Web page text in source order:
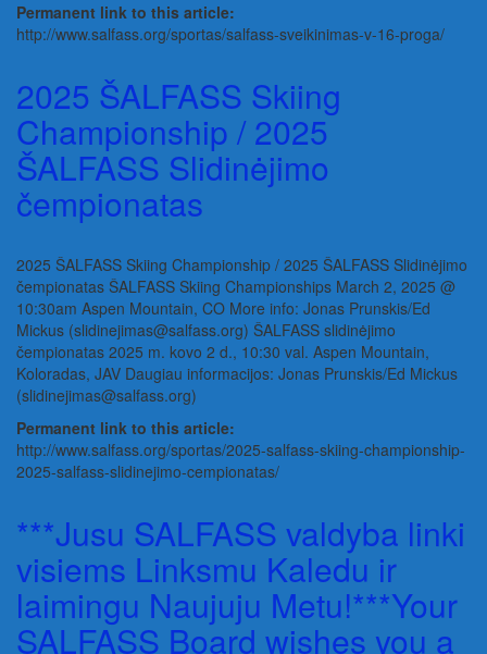
Permanent link to this article:
http://www.salfass.org/sportas/salfass-sveikinimas-v-16-proga/
2025 ŠALFASS Skiing
Championship / 2025
ŠALFASS Slidinėjimo
čempionatas
2025 ŠALFASS Skiing Championship / 2025 ŠALFASS Slidinėjimo
čempionatas ŠALFASS Skiing Championships March 2, 2025 @
10:30am Aspen Mountain, CO More info: Jonas Prunskis/Ed
Mickus (slidinejimas@salfass.org) ŠALFASS slidinėjimo
čempionatas 2025 m. kovo 2 d., 10:30 val. Aspen Mountain,
Koloradas, JAV Daugiau informacijos: Jonas Prunskis/Ed Mickus
(slidinejimas@salfass.org)
Permanent link to this article:
http://www.salfass.org/sportas/2025-salfass-skiing-championship-
2025-salfass-slidinejimo-cempionatas/
***Jusu SALFASS valdyba linki
visiems Linksmu Kaledu ir
laimingu Naujuju Metu!***Your
SALFASS Board wishes you a